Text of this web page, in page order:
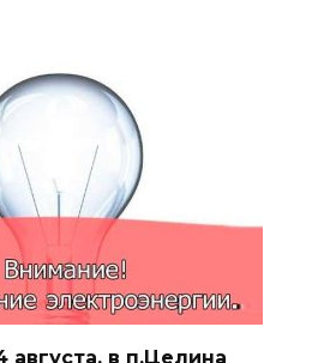
августа, в п.Целина